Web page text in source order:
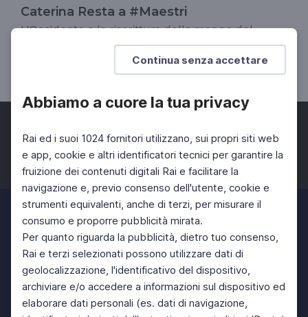
Continua senza accettare
Abbiamo a cuore la tua privacy
Rai ed i suoi 1024 fornitori utilizzano, sui propri siti web
e app, cookie e altri identificatori tecnici per garantire la
fruizione dei contenuti digitali Rai e facilitare la
navigazione e, previo consenso dell'utente, cookie e
strumenti equivalenti, anche di terzi, per misurare il
consumo e proporre pubblicità mirata.
Per quanto riguarda la pubblicità, dietro tuo consenso,
Rai e terzi selezionati possono utilizzare dati di
geolocalizzazione, l'identificativo del dispositivo,
archiviare e/o accedere a informazioni sul dispositivo ed
elaborare dati personali (es. dati di navigazione,
Caterina Resta a #Maestri
L'Occidente e la riscrittura della mappa del
SCUOLA SECONDARIA 2°
Facebook Twitter Instagram